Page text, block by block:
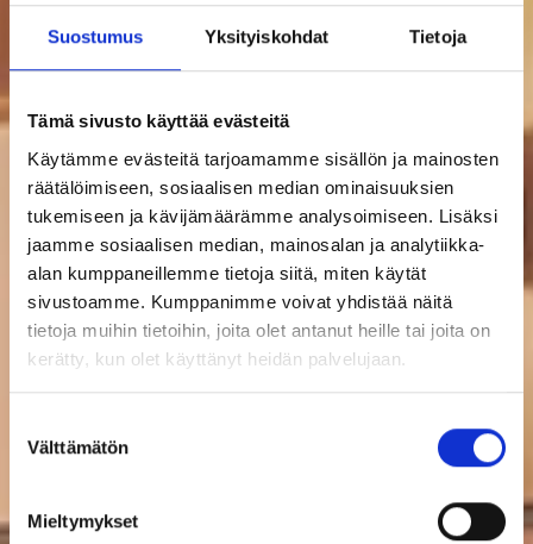
Suostumus Yksityiskohdat Tietoja
Tämä sivusto käyttää evästeitä
Käytämme evästeitä tarjoamamme sisällön ja mainosten
räätälöimiseen, sosiaalisen median ominaisuuksien
tukemiseen ja kävijämäärämme analysoimiseen. Lisäksi
jaamme sosiaalisen median, mainosalan ja analytiikka-
alan kumppaneillemme tietoja siitä, miten käytät
sivustoamme. Kumppanimme voivat yhdistää näitä
tietoja muihin tietoihin, joita olet antanut heille tai joita on
kerätty, kun olet käyttänyt heidän palvelujaan.
valinta
Välttämätön
Mieltymykset